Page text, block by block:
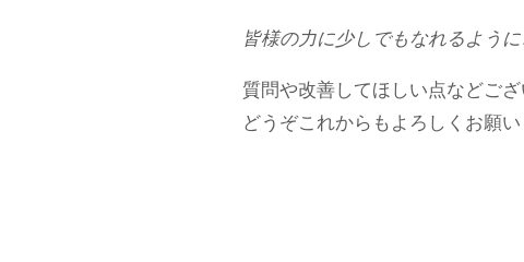
皆様の力に少しでもなれるよう
質問や改善してほしい点などご
どうぞこれからもよろしくお願い